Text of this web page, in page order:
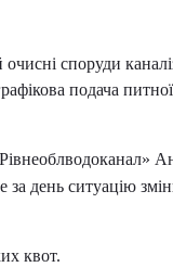
споруди
подача
за день ситуацію
квот.